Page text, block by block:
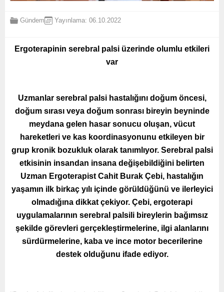
Gündem Yayınlama: 06.10.2022
Ergoterapinin serebral palsi üzerinde olumlu etkileri
var
Uzmanlar serebral palsi hastalığını doğum öncesi,
doğum sırası veya doğum sonrası bireyin beyninde
meydana gelen hasar sonucu oluşan, vücut
hareketleri ve kas koordinasyonunu etkileyen bir
grup kronik bozukluk olarak tanımlıyor. Serebral palsi
etkisinin insandan insana değişebildiğini belirten
Uzman Ergoterapist Cahit Burak Çebi, hastalığın
yaşamın ilk birkaç yılı içinde görüldüğünü ve ilerleyici
olmadığına dikkat çekiyor. Çebi, ergoterapi
uygulamalarının serebral palsili bireylerin bağımsız
şekilde görevleri gerçekleştirmelerine, ilgi alanlarını
sürdürmelerine, kaba ve ince motor becerilerine
destek olduğunu ifade ediyor.